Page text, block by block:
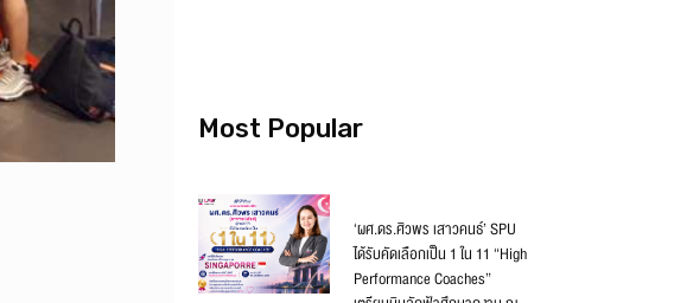
Most Popular
‘ผศ.ดร.ศิวพร เสาวคนธ์’ SPU
ได้รับคัดเลือกเป็น 1 ใน 11 “High
Performance Coaches”